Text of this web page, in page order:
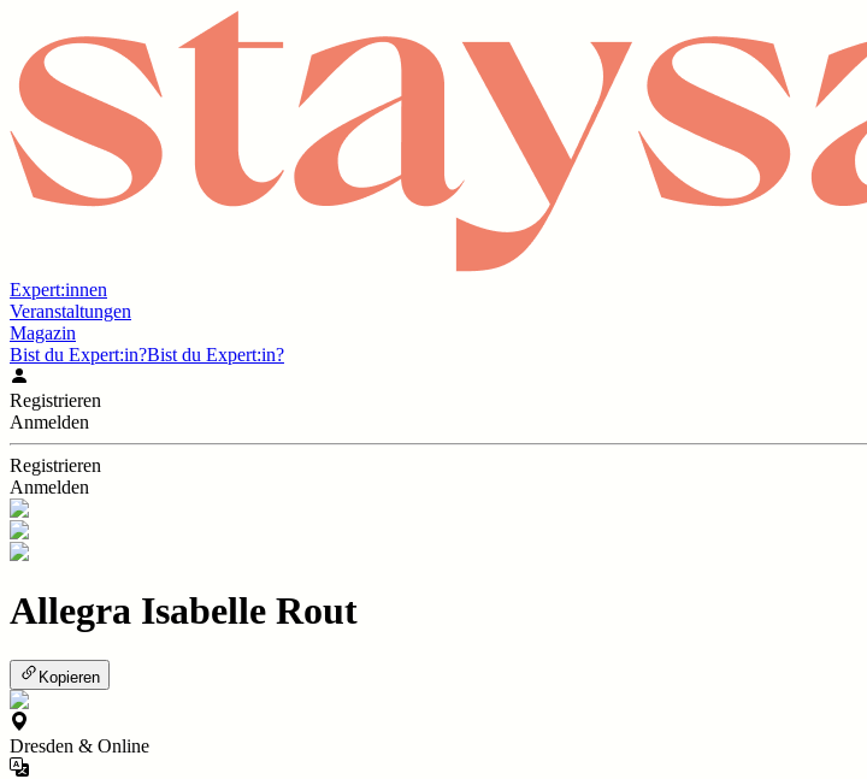
Expert:innen
Veranstaltungen
Magazin
Bist du Expert:in?Bist du Expert:in?
Registrieren
Anmelden
Registrieren
Anmelden
Allegra Isabelle Rout
Kopieren
Dresden & Online